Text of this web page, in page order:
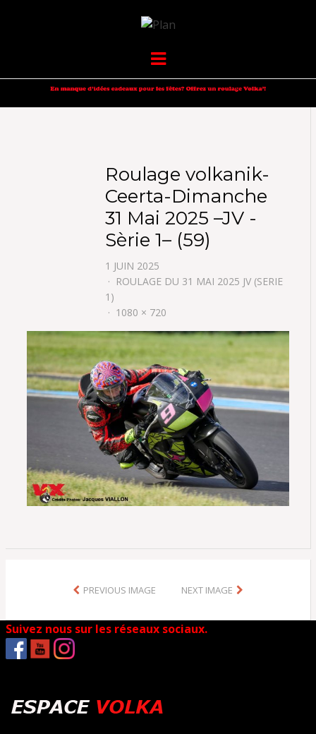
VOLKANIK-
ENDURANCE
Menu
Roulage volkanik-
Ceerta-Dimanche
31 Mai 2025 –JV -
Sèrie 1– (59)
1 JUIN 2025
ROULAGE DU 31 MAI 2025 JV (SERIE
1)
1080 × 720
PREVIOUS IMAGE NEXT IMAGE
Suivez nous sur les réseaux sociaux.